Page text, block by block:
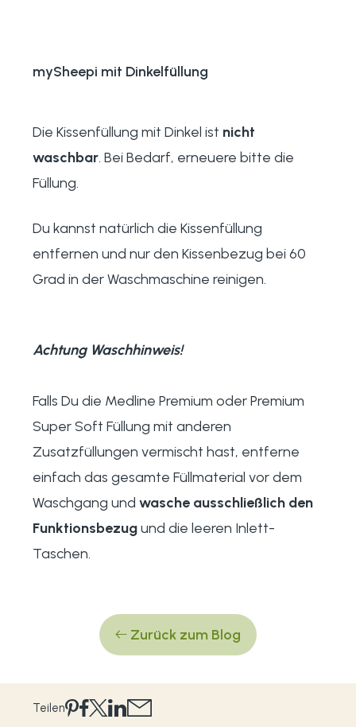
mySheepi mit Dinkelfüllung
Die Kissenfüllung mit Dinkel ist nicht
waschbar. Bei Bedarf, erneuere bitte die
Füllung.
Du kannst natürlich die Kissenfüllung
entfernen und nur den Kissenbezug bei 60
Grad in der Waschmaschine reinigen.
Achtung Waschhinweis!
Falls Du die Medline Premium oder Premium
Super Soft Füllung mit anderen
Zusatzfüllungen vermischt hast, entferne
einfach das gesamte Füllmaterial vor dem
Waschgang und wasche ausschließlich den
Funktionsbezugund die leeren Inlett-
Taschen.
Zurück zum Blog
Teilen